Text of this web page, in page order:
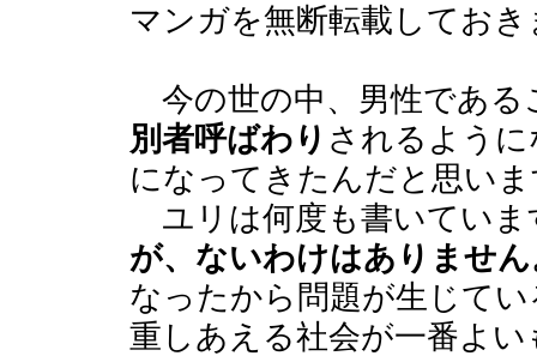
マンガを無断転載しておき
今の世の中、男性である
別者呼ばわり されるよう
になってきたんだと思い
ユリは何度も書いていま
が、ないわけはありません
なったから問題が生じて
重しあえる社会が一番よ